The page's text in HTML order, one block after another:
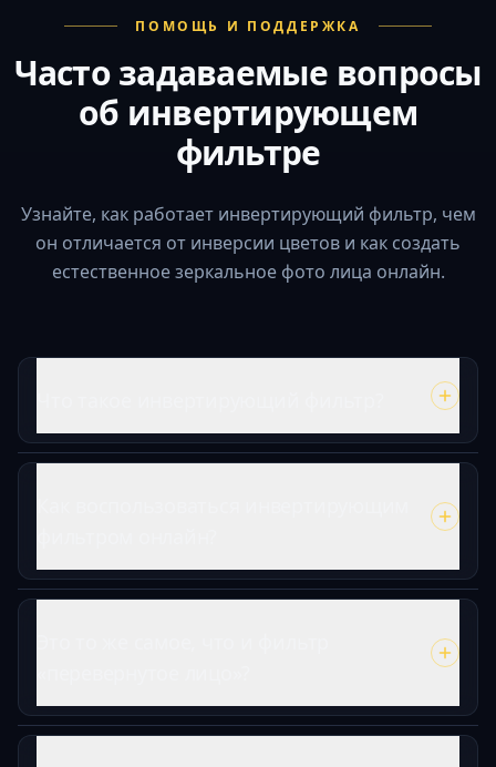
ПОМОЩЬ И ПОДДЕРЖКА
Часто задаваемые вопросы
об инвертирующем
фильтре
Узнайте, как работает инвертирующий фильтр, чем
он отличается от инверсии цветов и как создать
естественное зеркальное фото лица онлайн.